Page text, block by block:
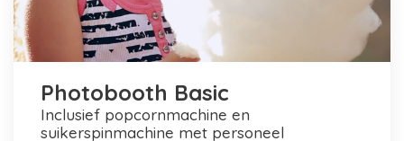
Photobooth Basic
inclusief popcornmachine en
suikerspinmachine met personeel